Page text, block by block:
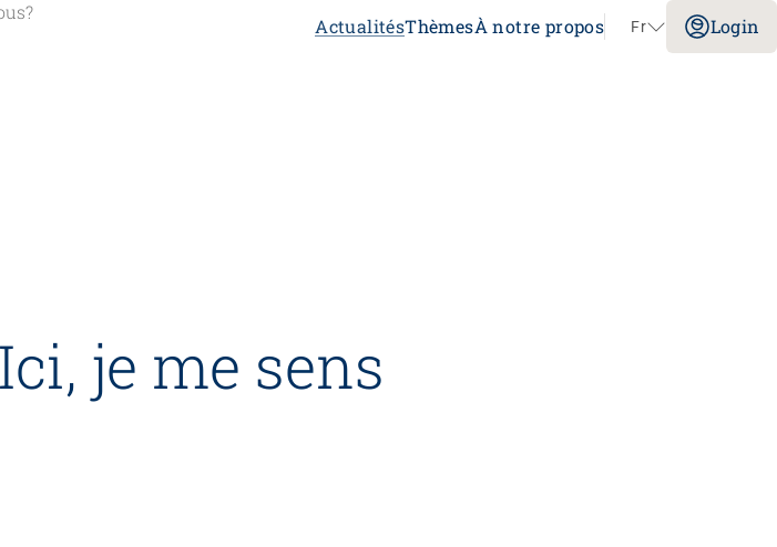
Aller au contenu
ActualitésThèmesÀ notre propos Fr Login
je me sens